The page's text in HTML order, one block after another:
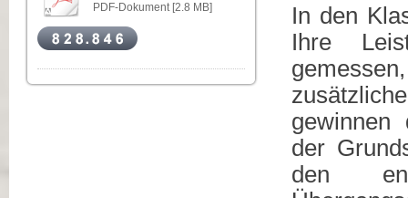
PDF-Dokument [2.8 MB]
In den
Ihre
gewinnen
der
den